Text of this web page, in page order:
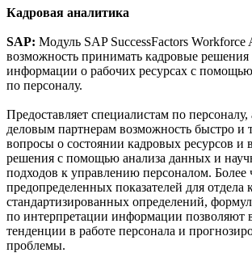
Кадровая аналитика
SAP: Модуль SAP SuccessFactors Workforce
возможность принимать кадровые решения
информации о рабочих ресурсах с
по персоналу.
Предоставляет специалистам по
деловым партнерам возможность быстро и
вопросы о состоянии кадровых ресурсов и
решения с помощью анализа данных и
подходов к управлению персоналом. Более
предопределенных показателей для отдела
стандартизированных определений,
по интерпретации информации позволяют
тенденции в работе персонала и
проблемы.